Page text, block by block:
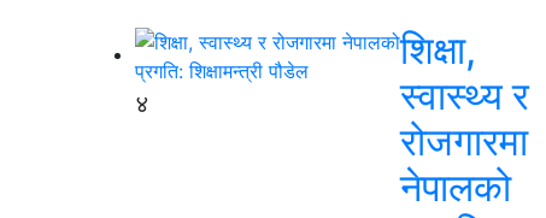
४
शिक्षा,
स्वास्थ्य र
रोजगारमा
नेपालको